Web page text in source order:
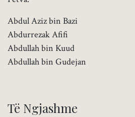
Abdul Aziz bin Bazi
Abdurrezak Afifi
Abdullah bin Kuud
Abdullah bin Gudejan
Të Ngjashme